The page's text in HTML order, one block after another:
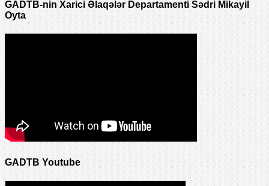
GADTB-nin Xarici Əlaqələr Departamenti Sədri Mikayil
Oyta
GADTB Youtube